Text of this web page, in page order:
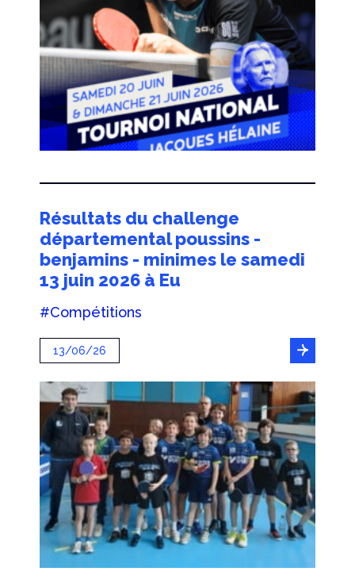
Résultats du challenge
départemental poussins -
benjamins - minimes le samedi
13 juin 2026 à Eu
#Compétitions
13/06/26